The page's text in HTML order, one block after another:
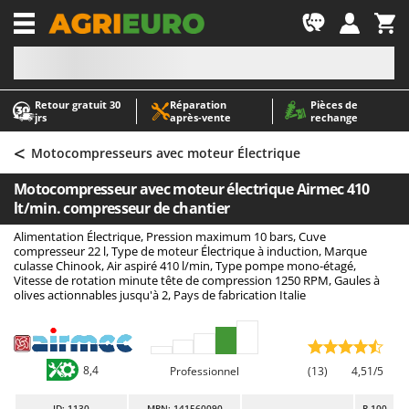
Retour gratuit 30
jrs
Réparation
après‑vente
Pièces de
rechange
-1
A
Abris de jardin
Accessoires pour tracteurs tondeuses autoportés
Aérateurs Scarificateurs pour gazon
Arracheuses de pommes de terre pour tracteur
Aspirateurs - Balais Électriques
Aspirateurs à cendres
Aspirateurs à feuilles sur roues
Aspirateurs Multifonctions
Atomiseurs agricoles pour tracteurs
A
AgriEuro Premium
AgriEuro TOP-LINE
AGT
Aima
Airmec
AL-KO
Alce
Alpina
< Motocompresseurs avec moteur Électrique
Motocompresseur avec moteur électrique Airmec 410
lt/min. compresseur de chantier
Alimentation Électrique, Pression maximum 10 bars, Cuve
compresseur 22 l, Type de moteur Électrique à induction, Marque
culasse Chinook, Air aspiré 410 l/min, Type pompe mono-étagé,
Vitesse de rotation minute tête de compression 1250 RPM, Gaules à
olives actionnables jusqu'à 2, Pays de fabrication Italie
8,4 Professionnel (13) 4,51/5